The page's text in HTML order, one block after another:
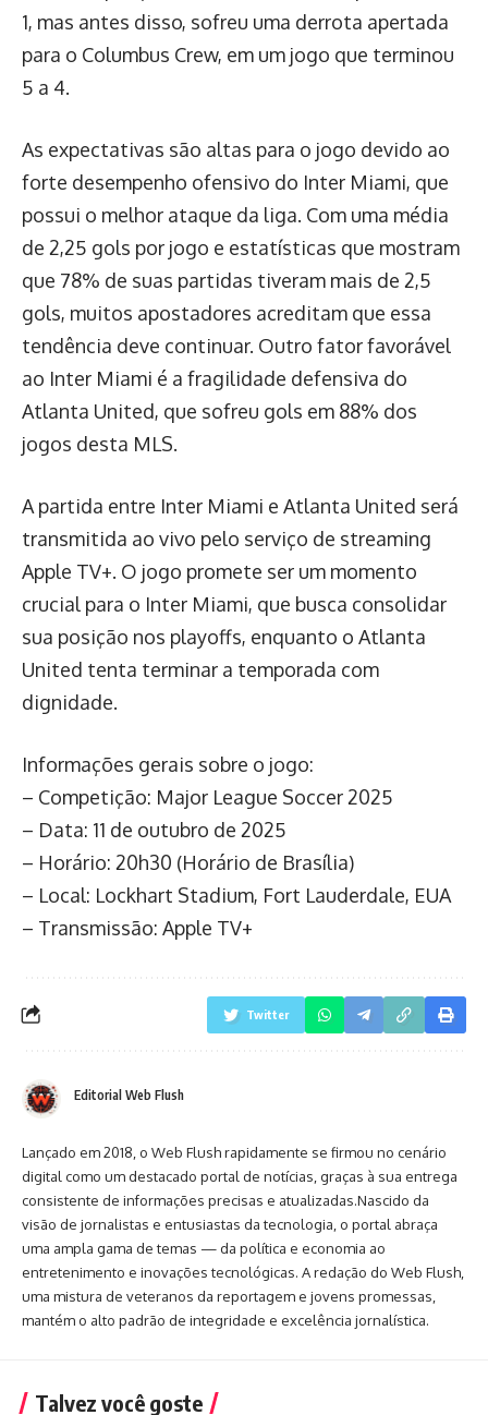
1, mas antes disso, sofreu uma derrota apertada
para o Columbus Crew, em um jogo que terminou
5 a 4.
As expectativas são altas para o jogo devido ao
forte desempenho ofensivo do Inter Miami, que
possui o melhor ataque da liga. Com uma média
de 2,25 gols por jogo e estatísticas que mostram
que 78% de suas partidas tiveram mais de 2,5
gols, muitos apostadores acreditam que essa
tendência deve continuar. Outro fator favorável
ao Inter Miami é a fragilidade defensiva do
Atlanta United, que sofreu gols em 88% dos
jogos desta MLS.
A partida entre Inter Miami e Atlanta United será
transmitida ao vivo pelo serviço de streaming
Apple TV+. O jogo promete ser um momento
crucial para o Inter Miami, que busca consolidar
sua posição nos playoffs, enquanto o Atlanta
United tenta terminar a temporada com
dignidade.
Informações gerais sobre o jogo:
– Competição: Major League Soccer 2025
– Data: 11 de outubro de 2025
– Horário: 20h30 (Horário de Brasília)
– Local: Lockhart Stadium, Fort Lauderdale, EUA
– Transmissão: Apple TV+
Twitter
Editorial Web Flush
Lançado em 2018, o Web Flush rapidamente se firmou no cenário
digital como um destacado portal de notícias, graças à sua entrega
consistente de informações precisas e atualizadas.Nascido da
visão de jornalistas e entusiastas da tecnologia, o portal abraça
uma ampla gama de temas — da política e economia ao
entretenimento e inovações tecnológicas. A redação do Web Flush,
uma mistura de veteranos da reportagem e jovens promessas,
mantém o alto padrão de integridade e excelência jornalística.
Talvez você goste